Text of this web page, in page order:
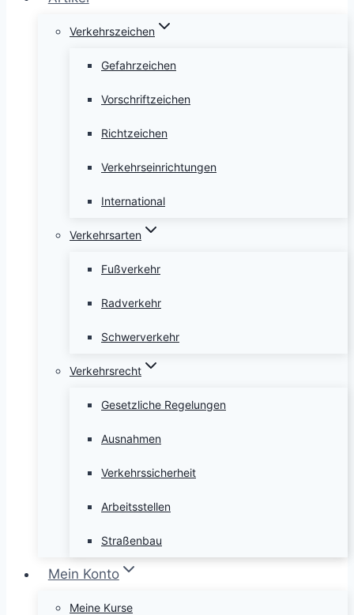
Verkehrszeichen
Gefahrzeichen
Vorschriftzeichen
Richtzeichen
Verkehrseinrichtungen
International
Verkehrsarten
Fußverkehr
Radverkehr
Schwerverkehr
Verkehrsrecht
Gesetzliche Regelungen
Ausnahmen
Verkehrssicherheit
Arbeitsstellen
Straßenbau
Mein Konto
Meine Kurse